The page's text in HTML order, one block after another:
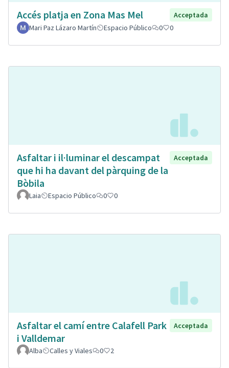
Accés platja en Zona Mas Mel
Acceptada
Mari Paz Lázaro Martín
Espacio Público 0 0
Asfaltar i il·luminar el descampat
que hi ha davant del pàrquing de la
Bòbila
Acceptada
Laia Espacio Público 0 0
Asfaltar el camí entre Calafell Park
i Valldemar
Acceptada
Alba Calles y Viales 0 2